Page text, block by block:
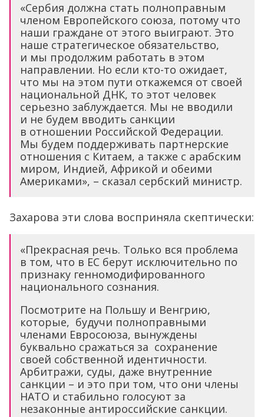
«Сербия должна стать полноправным
членом Европейского союза, потому что
наши граждане от этого выиграют. Это
наше стратегическое обязательство,
и мы продолжим работать в этом
направлении. Но если кто-то ожидает,
что мы на этом пути откажемся от своей
национальной ДНК, то этот человек
серьезно заблуждается. Мы не вводили
и не будем вводить санкции
в отношении Российской Федерации.
Мы будем поддерживать партнерские
отношения с Китаем, а также с арабским
миром, Индией, Африкой и обеими
Америками», – сказал сербский министр.
Захарова эти слова восприняла скептически:
«Прекрасная речь. Только вся проблема
в том, что в ЕС берут исключительно по
признаку генномодифированного
национального сознания.
Посмотрите на Польшу и Венгрию,
которые, будучи полноправными
членами Евросоюза, вынуждены
буквально сражаться за сохранение
своей собственной идентичности.
Арбитражи, суды, даже внутренние
санкции – и это при том, что они члены
НАТО и стабильно голосуют за
незаконные антироссийские санкции.